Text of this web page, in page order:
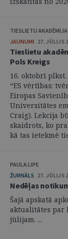
TIESLIETU AKADĒMIJA
JAUNUMI 27. JŪLIJS
Tieslietu
Pols Kreigs
16. oktobrī
“ES vērtības:
Eiropas
Universitātes
Craig). Lekcija
skaidrots, ko
kā tas ietekmē
PAULA LIPE
ŽURNĀLS 27. JŪLIJS
Nedēļas
Šajā apskatā
aktualitātes par
jūlijam. ...